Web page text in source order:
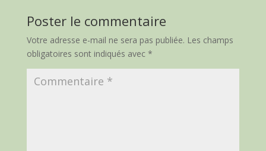
Poster le commentaire
Votre adresse e-mail ne sera pas publiée. Les champs
obligatoires sont indiqués avec *